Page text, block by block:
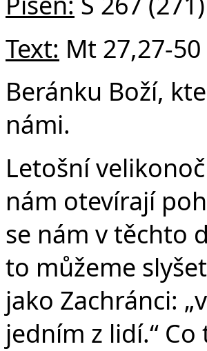
Text: Mt 27,27-50
Beránku Boží,
námi.
Letošní
nám otevírají
se nám v těchto
to můžeme
jako Zachránci:
jedním z lidí.“